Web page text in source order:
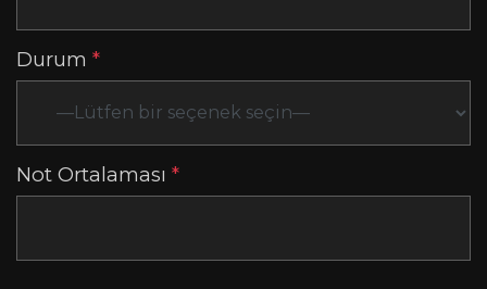
Durum *
Not Ortalaması *